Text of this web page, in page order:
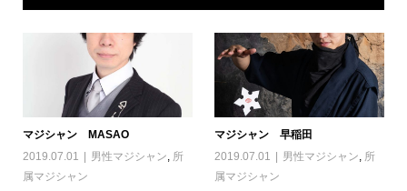
マジシャン MASAO
2019.07.01
男性マジシャン, 所
属マジシャン
マジシャン 早稲田
2019.07.01
男性マジシャン, 所
属マジシャン